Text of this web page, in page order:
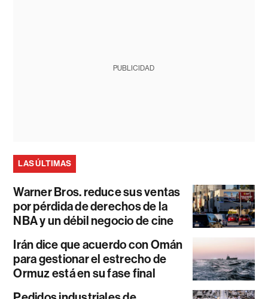
PUBLICIDAD
LAS ÚLTIMAS
Warner Bros. reduce sus ventas
por pérdida de derechos de la
NBA y un débil negocio de cine
Irán dice que acuerdo con Omán
para gestionar el estrecho de
Ormuz está en su fase final